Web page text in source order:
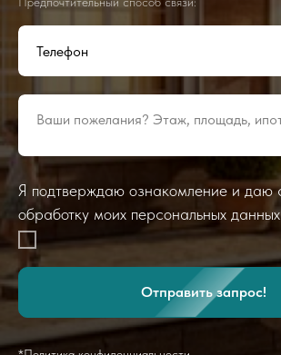
Ваши пожелания? Этаж, площадь,
Я подтверждаю ознакомление и даю
обработку моих персональных данных
Отправить запрос!